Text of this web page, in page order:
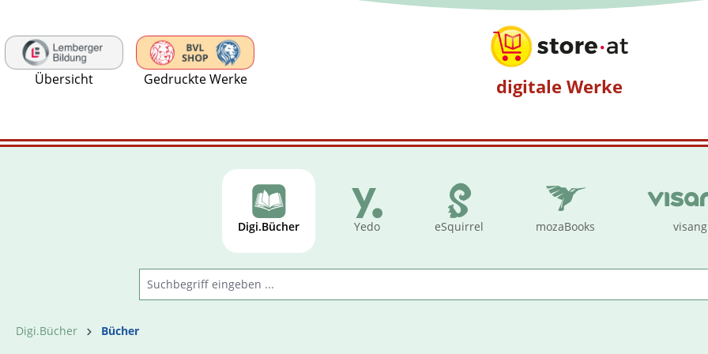
Übersicht Gedruckte Werke digitale Werke
Digi.Bücher Yedo eSquirrel mozaBooks visang
Digi.Bücher Bücher